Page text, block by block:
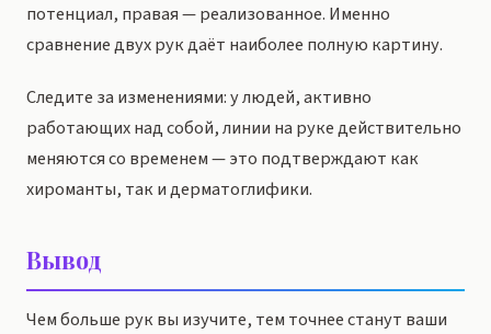
потенциал, правая — реализованное. Именно
сравнение двух рук даёт наиболее полную картину.
Следите за изменениями: у людей, активно
работающих над собой, линии на руке действительно
меняются со временем — это подтверждают как
хироманты, так и дерматоглифики.
Вывод
Чем больше рук вы изучите, тем точнее станут ваши